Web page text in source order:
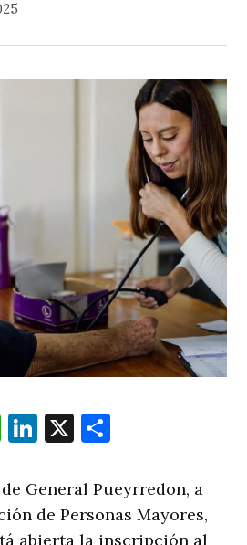
WhatsApp
LinkedIn
X
General Pueyrredon, a
de Personas Mayores,
abierta la inscripción al